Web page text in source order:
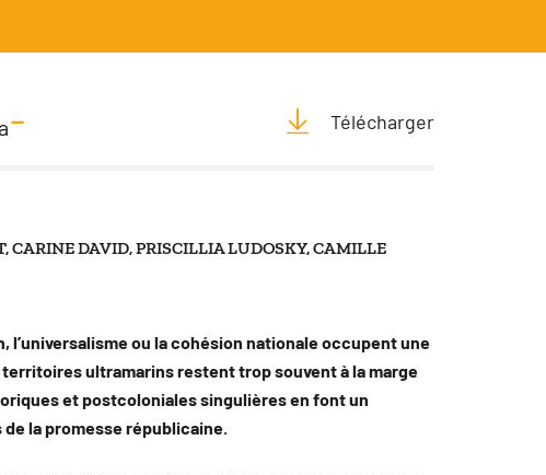
a- Télécharger
CARINE DAVID, PRISCILLIA LUDOSKY, CAMILLE
l’universalisme ou la cohésion nationale occupent une
ultramarins restent trop souvent à la marge
et postcoloniales singulières en font un
la promesse républicaine.